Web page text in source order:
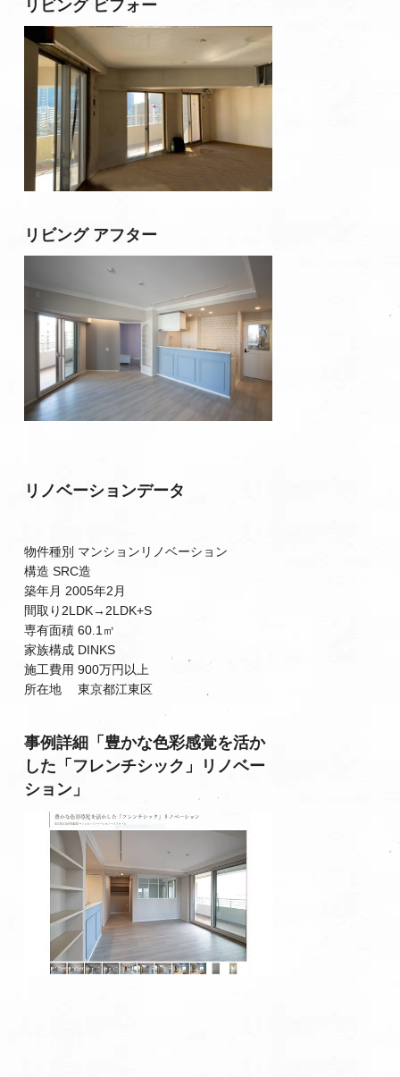
リビング ビフォー
リビング アフター
リノベーションデータ
物件種別 マンションリノベーション
構造 SRC造
築年月 2005年2月
間取り2LDK→2LDK+S
専有面積 60.1㎡
家族構成 DINKS
施工費用 900万円以上
所在地 東京都江東区
事例詳細「豊かな色彩感覚を活か
した「フレンチシック」リノベー
ション」